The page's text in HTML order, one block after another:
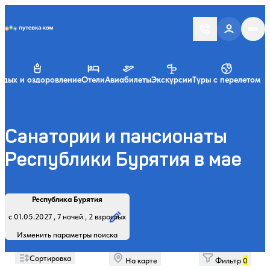
и оздоровлениеОтелиАвиабилетыЭкскурсииТуры с перелетом
Санатории и пансионаты
Республики Бурятия в мае
Республика Бурятия
с 01.05.2027 , 7 ночей , 2 взрослых
Изменить параметры поиска
Регион, курорт или название
Профиль лечения:
Отдыхающие:
Дата заезда:
Кол-во ночей:
Найти
Сортировка На карте Фильтр0